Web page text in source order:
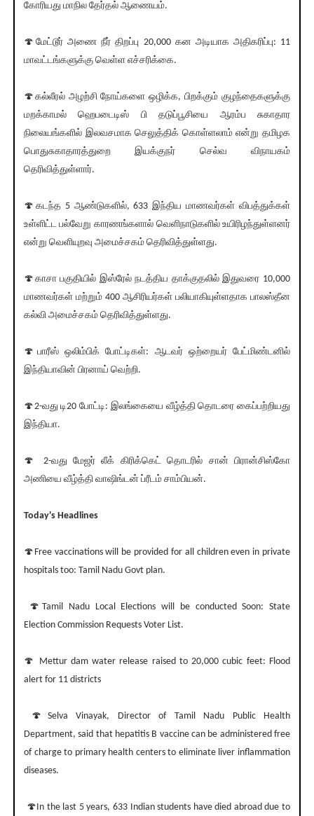
கோரியது மாநில தேர்தல் ஆணையம்.
🍄மேட்டூர் அணை நீர் திறப்பு 20,000 கன அடியாக அதிகரிப்பு: 11
மாவட்டங்களுக்கு வெள்ள எச்சரிக்கை.
🍄கல்லீரல் அழற்சி நோய்களை ஒழிக்க, பிறக்கும் குழந்தைகளுக்கு
மறக்காமல் ஹெபடைடிஸ் பி தடுப்பூசியை ஆரம்ப சுகாதார
நிலையங்களில் இலவசமாக செலுத்திக் கொள்ளலாம் என்று தமிழக
பொதுசுகாதாரத்துறை இயக்குநர் செல்வ விநாயகம்
தெரிவித்துள்ளார்.
🍄கடந்த 5 ஆண்டுகளில், 633 இந்திய மாணவர்கள் விபத்துக்கள்
உள்ளிட்ட பல்வேறு காரணங்களால் வெளிநாடுகளில் உயிரிழந்துள்ளனர்
என்று வெளியுறவு அமைச்சகம் தெரிவித்துள்ளது.
🍄காசா பகுதியில் இஸ்ரேல் நடத்திய தாக்குதலில் இதுவரை 10,000
மாணவர்கள் மற்றும் 400 ஆசிரியர்கள் பலியாகியுள்ளதாக பாலஸ்தீன
கல்வி அமைச்சகம் தெரிவித்துள்ளது.
🍄பாரீஸ் ஒலிம்பிக் போட்டிகள்: ஆடவர் ஒற்றையர் பேட்மிண்டனில்
இந்தியாவின் பிரனாய் வெற்றி.
🍄2-வது டி20 போட்டி: இலங்கையை வீழ்த்தி தொடரை கைப்பற்றியது
இந்தியா.
🍄 2-வது மேஜர் லீக் கிரிக்கெட் தொடரில் சான் பிரான்சிஸ்கோ
அணியை வீழ்த்தி வாஷிங்டன் ப்ரீடம் சாம்பியன்.
Today's Headlines
🍄Free vaccinations will be provided for all children even in private
hospitals too: Tamil Nadu Govt plan.
🍄Tamil Nadu Local Elections will be conducted Soon: State
Election Commission Requests Voter List.
🍄 Mettur dam water release raised to 20,000 cubic feet: Flood
alert for 11 districts
🍄Selva Vinayak, Director of Tamil Nadu Public Health
Department, said that hepatitis B vaccine can be administered free
of charge to primary health centers to eliminate liver inflammation
diseases.
🍄In the last 5 years, 633 Indian students have died abroad due to